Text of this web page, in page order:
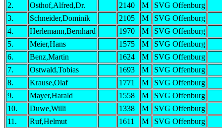
2.
Osthof,Alfred,Dr. 2140 M
SVG Offenburg
3.
Schneider,Dominik 2105 M
SVG Offenburg
4.
Herlemann,Bernhard 1970 M
SVG Offenburg
5.
Meier,Hans 1575 M
SVG Offenburg
6.
Benz,Martin 1624 M
SVG Offenburg
7.
Ostwald,Tobias 1693 M
SVG Offenburg
8.
Krause,Olaf 1771 M
SVG Offenburg
9.
Mayer,Harald 1558 M
SVG Offenburg
10.
Duwe,Willi 1338 M
SVG Offenburg
11.
Ruf,Helmut 1611 M
SVG Offenburg